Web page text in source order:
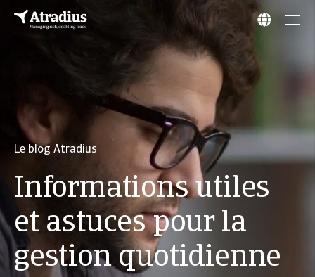
Le blog Atradius
Informations utiles
et astuces pour la
gestion quotidienne